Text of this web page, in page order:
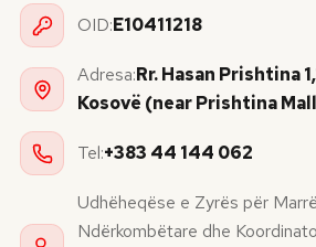
OID:E10411218
Adresa:Rr. Hasan Prishtina
Kosovë (near Prishtina
Tel:+383 44 144 062
Udhëheqëse e Zyrës për
Ndërkombëtare dhe